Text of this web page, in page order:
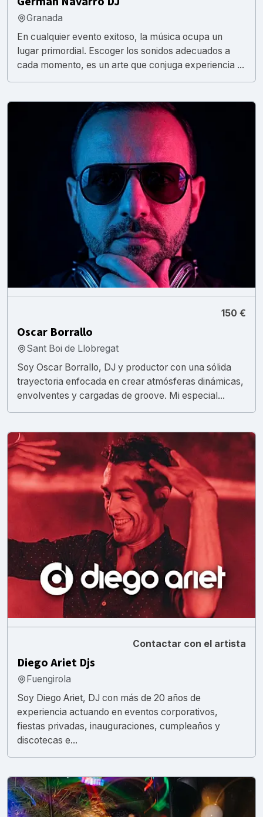
Granada
En cualquier evento exitoso, la música ocupa un
lugar primordial. Escoger los sonidos adecuados a
cada momento, es un arte que conjuga experiencia ...
150 €
Oscar Borrallo
Sant Boi de Llobregat
Soy Oscar Borrallo, DJ y productor con una sólida
trayectoria enfocada en crear atmósferas dinámicas,
envolventes y cargadas de groove. Mi especial...
Contactar con el artista
Diego Ariet Djs
Fuengirola
Soy Diego Ariet, DJ con más de 20 años de
experiencia actuando en eventos corporativos,
fiestas privadas, inauguraciones, cumpleaños y
discotecas e...